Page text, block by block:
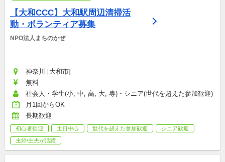
【大和CCC】大和駅周辺清掃活
動・ボランティア募集
NPO法人まちのかぜ
神奈川 [大和市]
無料
社会人・学生(小, 中, 高, 大, 専)・シニア(世代を超えた参加歓迎)
月1回からOK
長期歓迎
初心者歓迎 土日中心 世代を超えた参加歓迎
シニア歓迎
主婦/主夫が活躍